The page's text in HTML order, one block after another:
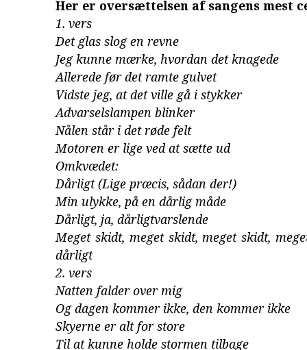
Her er oversættelsen af sangens mest
1. vers
Det glas slog en revne
Jeg kunne mærke, hvordan det knagede
Allerede før det ramte gulvet
Vidste jeg, at det ville gå i stykker
Advarselslampen blinker
Nålen står i det røde felt
Motoren er lige ved at sætte ud
Omkvædet:
Dårligt (Lige præcis, sådan der!)
Min ulykke, på en dårlig måde
Dårligt, ja, dårligtvarslende
Meget skidt, meget skidt, meget skidt,
dårligt
2. vers
Natten falder over mig
Og dagen kommer ikke, den kommer ikke
Skyerne er alt for store
Til at kunne holde stormen tilbage